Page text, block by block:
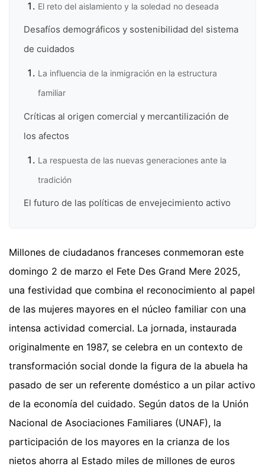
El reto del aislamiento y la soledad no deseada
Desafíos demográficos y sostenibilidad del sistema
de cuidados
La influencia de la inmigración en la estructura
familiar
Críticas al origen comercial y mercantilización de
los afectos
La respuesta de las nuevas generaciones ante la
tradición
El futuro de las políticas de envejecimiento activo
Millones de ciudadanos franceses conmemoran este
domingo 2 de marzo el Fete Des Grand Mere 2025,
una festividad que combina el reconocimiento al papel
de las mujeres mayores en el núcleo familiar con una
intensa actividad comercial. La jornada, instaurada
originalmente en 1987, se celebra en un contexto de
transformación social donde la figura de la abuela ha
pasado de ser un referente doméstico a un pilar activo
de la economía del cuidado. Según datos de la Unión
Nacional de Asociaciones Familiares (UNAF), la
participación de los mayores en la crianza de los
nietos ahorra al Estado miles de millones de euros